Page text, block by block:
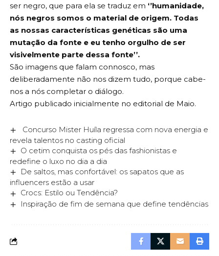
ser negro, que para ela se traduz em ‘’humanidade,
nós negros somos o material de origem. Todas
as nossas características genéticas são uma
mutação da fonte e eu tenho orgulho de ser
visivelmente parte dessa fonte’’.
São imagens que falam connosco, mas
deliberadamente não nos dizem tudo, porque cabe-
nos a nós completar o diálogo.
Artigo publicado inicialmente no editorial de Maio.
Concurso Mister Huíla regressa com nova energia e
revela talentos no casting oficial
O cetim conquista os pés das fashionistas e
redefine o luxo no dia a dia
De saltos, mas confortável: os sapatos que as
influencers estão a usar
Crocs: Estilo ou Tendência?
Inspiração de fim de semana que define tendências